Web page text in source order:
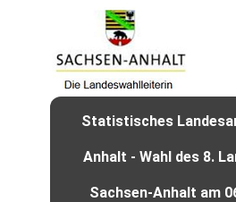
Statistisches
Anhalt - Wahl des 8.
Sachsen-Anhalt am